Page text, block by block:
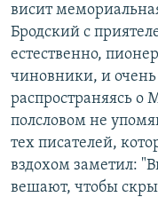
висит
Бродский с
естественно,
чиновники, и очень
распространяясь
полсловом не
тех писателей,
вздохом заметил:
вешают, чтобы